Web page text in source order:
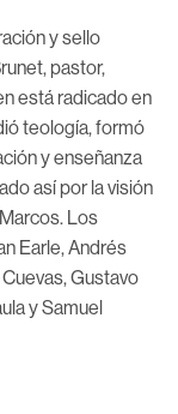
y sello
pastor,
está radicado en
teología, formó
y enseñanza
así por la visión
Los
Earle, Andrés
Gustavo
y Samuel